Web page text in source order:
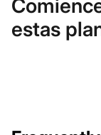
estas